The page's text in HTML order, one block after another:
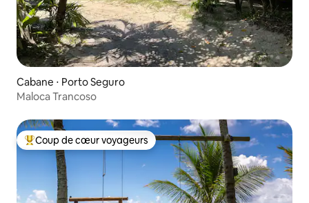
Cabane ⋅ Porto Seguro
Maloca Trancoso
Coups de cœur voyageurs les plus appréciés
Coup de cœur voyageurs